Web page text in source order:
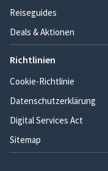
Reiseguides
Deals & Aktionen
Richtlinien
Cookie-Richtlinie
Datenschutzerklärung
Digital Services Act
Sitemap